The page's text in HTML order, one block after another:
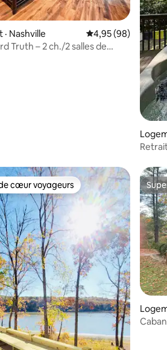
5, 88 commentaires
Nashville Note moyenne de
4,95 (98)
Truth – 2 ch./2 salles de
5, 44 commentaires
cœur voyageurs parmi les plus aimés
cœur voyageurs